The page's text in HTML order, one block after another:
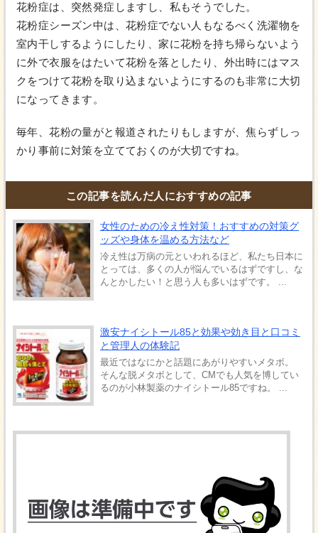
花粉症は、突然発症しますし、私もそうでした。
花粉症シーズン中は、花粉症でない人もなるべく洗濯物を
室内干しするようにしたり、家に花粉を持ち帰らないよう
に外で衣服をはたいて花粉を落としたり、外出時にはマス
クをつけて花粉を取り込まないようにするのも非常に大切
になってきます。
毎年、花粉の量がと報道されたりもしますが、焦らずしっ
かり事前に対策を立てておくのが大切ですね。
この記事を読んだ人におすすめの記事
女性のための冷え性対策！おすすめの対策グ
ッズや身体を温める方法など
冷え性は万病の元といわれるほど、私たち日本に
とっては、多くの人が悩んでいるはずですし、な
んとかしたい！と思う人も多いはずです。 ...
激安ナイシトール85と効果や効き目と口コミ
と管理人の体験記
最近ではなにかと話題にあがりやすいメタボ。
そんな脱メタボとして、CMでも人気を博してい
るのが小林製薬のナイシトール85ですね。 ...